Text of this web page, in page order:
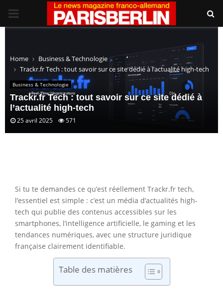
PRIMARY
Home
Business & Technologie
Trackr.fr Tech : tout savoir sur ce site dédié à l’actualité high-tech
Business & Technologie
Trackr.fr Tech : tout savoir sur ce site dédié à
l’actualité high-tech
25 avril 2025 571
Si tu te demandes ce qu’est réellement Trackr.fr tech,
l’essentiel est simple : c’est un média d’actualités high-
tech qui publie des contenus accessibles sur les
smartphones, l’intelligence artificielle, le gaming et les
tendances numériques, avec une structure juridique
française clairement identifiable.
Table des matières